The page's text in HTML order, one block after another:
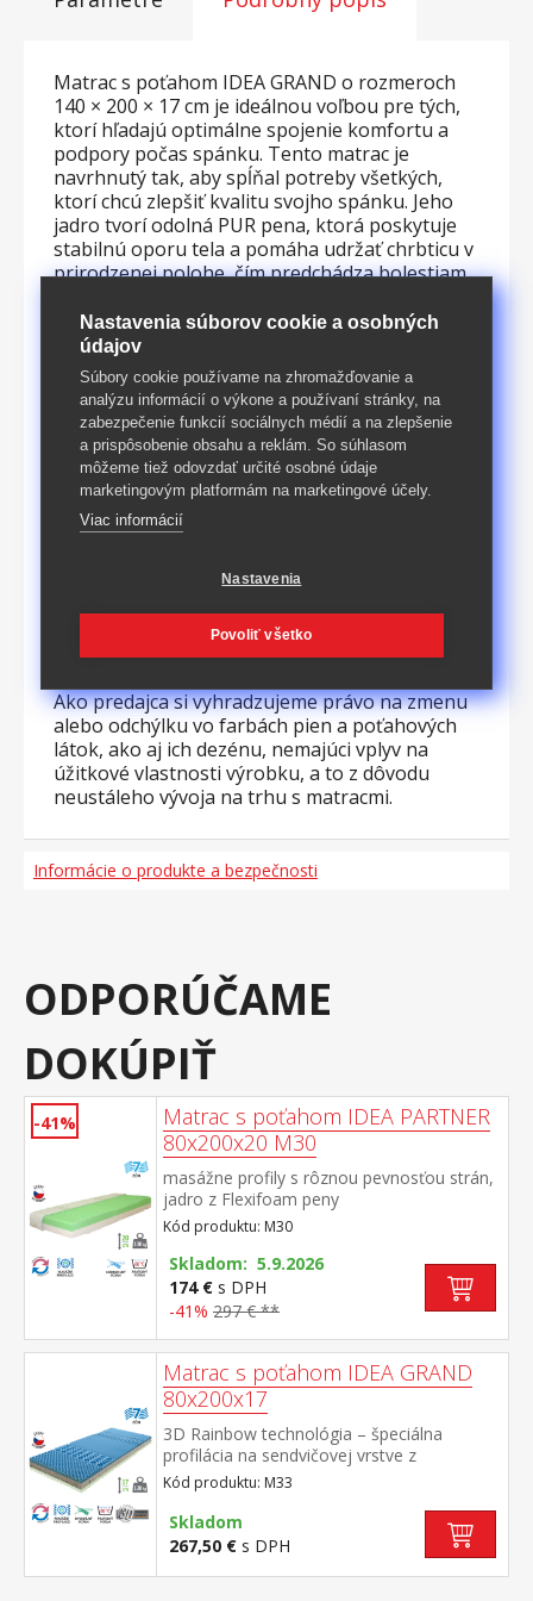
Matrac s poťahom IDEA GRAND o rozmeroch
140 × 200 × 17 cm je ideálnou voľbou pre tých,
ktorí hľadajú optimálne spojenie komfortu a
podpory počas spánku. Tento matrac je
navrhnutý tak, aby spĺňal potreby všetkých,
ktorí chcú zlepšiť kvalitu svojho spánku. Jeho
jadro tvorí odolná PUR pena, ktorá poskytuje
stabilnú oporu tela a pomáha udržať chrbticu v
prirodzenej polohe, čím predchádza bolestiam
mäkkým a priedušným poťahom, ktorý nielenže
dodáva pocit hebkosti, ale tiež zaisťuje
optimálnu cirkuláciu vzduchu, čo pomáha
udržiavať matrac svieži a hygienický. Poťah je
navyše snímateľný a prateľný, čo uľahčuje jeho
údržbu a predlžuje životnosť matraca. S výškou
17 cm matrac IDEA GRAND poskytuje
dostatočnú vrstvu pohodlia bez toho, aby bol
príliš vysoký. Jeho rozmery 140 × 200 cm sú
ideálne pre jednolôžko aj menšie dvojlôžko, a
izby či študentského bytu. S matracom IDEA
kvalitného spánku sa vždy oplatí a tento matrac
vám poskytne pokojné noci a energická rana.
Ako predajca si vyhradzujeme právo na zmenu
alebo odchýlku vo farbách pien a poťahových
látok, ako aj ich dezénu, nemajúci vplyv na
úžitkové vlastnosti výrobku, a to z dôvodu
neustáleho vývoja na trhu s matracmi.
Informácie o produkte a bezpečnosti
ODPORÚČAME
DOKÚPIŤ
-41%
Matrac s poťahom IDEA PARTNER
80x200x20 M30
masážne profily s rôznou pevnosťou strán,
jadro z Flexifoam peny
povrch vyprofilovaný do 7 anatomických
zón na oboch stranách tvrdá (biela) a
mäkká (svetlo zelená) strana vhodný pre
všetky typy roštov vhodný pre alergikov,
poťah snímateľný a prateľný do 60 °C
Kód produktu: M30
Skladom: 5.9.2026
174 € s DPH
-41% 297 € **
Matrac s poťahom IDEA GRAND
80x200x17
3D Rainbow technológia – špeciálna
profilácia na sendvičovej vrstve z
kombinácie Flexifoam pien rôznych
vlastností a tuhostí, ktorá zaisťuje komfort,
vzdušnosť, ortopedické vlastnosti a dlhú
životnosť anatomická zónová masážna
profilácia – 7 zón na oboch stranách, jemná
masáž počas spánku rozdielna tuhosť strán
Kód produktu: M33
Skladom
267,50 € s DPH
Nastavenia súborov cookie a osobných
údajov
Súbory cookie používame na zhromažďovanie a
analýzu informácií o výkone a používaní stránky, na
zabezpečenie funkcií sociálnych médií a na zlepšenie
a prispôsobenie obsahu a reklám. So súhlasom
môžeme tiež odovzdať určité osobné údaje
marketingovým platformám na marketingové účely.
Viac informácií
Nastavenia
Povoliť všetko